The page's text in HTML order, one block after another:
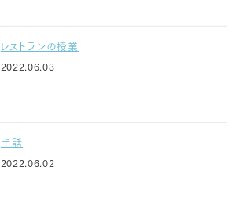
レストランの授業
2022.06.03
手話
2022.06.02